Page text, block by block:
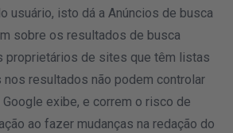
usuário, isto dá a Anúncios de busca
sobre os resultados de busca
proprietários de sites que têm listas
nos resultados não podem controlar
exibe, e correm o risco de
ao fazer mudanças na redação do